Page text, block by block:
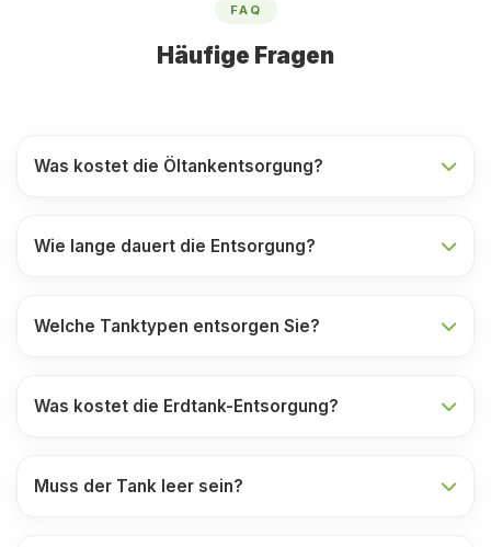
FAQ
Häufige Fragen
Was kostet die Öltankentsorgung?
Wie lange dauert die Entsorgung?
Welche Tanktypen entsorgen Sie?
Was kostet die Erdtank-Entsorgung?
Muss der Tank leer sein?